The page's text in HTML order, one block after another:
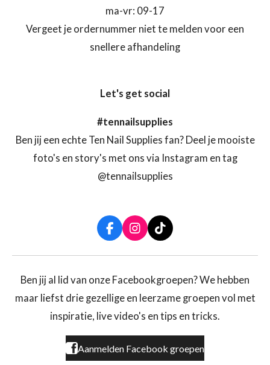
ma-vr: 09-17
Vergeet je ordernummer niet te melden voor een
snellere afhandeling
Let's get social
#tennailsupplies
Ben jij een echte Ten Nail Supplies fan? Deel je mooiste
foto's en story's met ons via Instagram en tag
@tennailsupplies
F
a
c
b
o
k
I
n
s
a
r
a
T
i
k
o
Ben jij al lid van onze Facebookgroepen? We hebben
maar liefst drie gezellige en leerzame groepen vol met
inspiratie, live video's en tips en tricks.
Aanmelden Facebook groepen